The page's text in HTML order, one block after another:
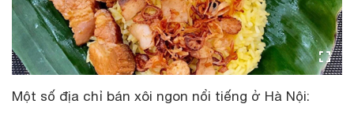
Một số địa chỉ bán xôi ngon nổi tiếng ở Hà Nội: